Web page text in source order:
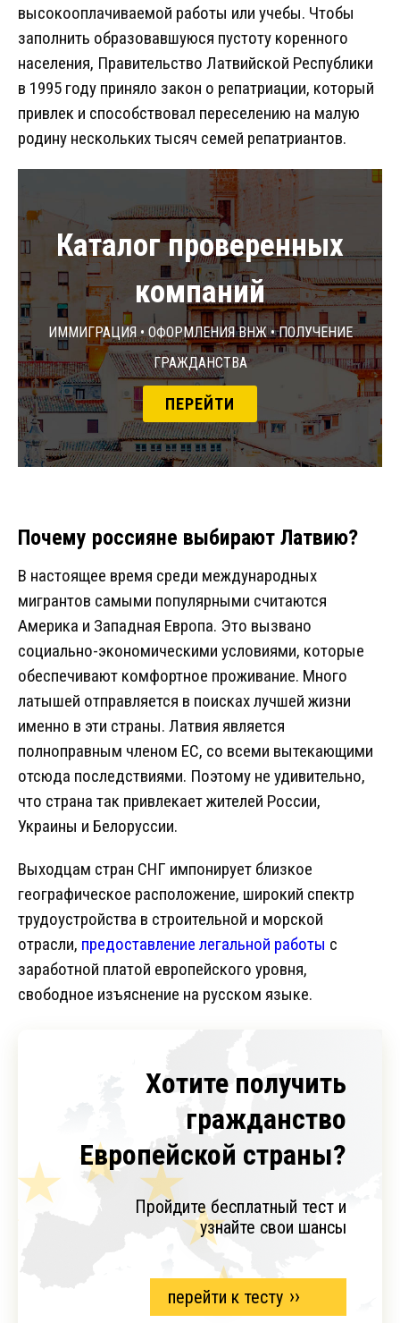
высокооплачиваемой работы или учебы. Чтобы
заполнить образовавшуюся пустоту коренного
населения, Правительство Латвийской Республики
в 1995 году приняло закон о репатриации, который
привлек и способствовал переселению на малую
родину нескольких тысяч семей репатриантов.
Каталог проверенных
компаний
Иммиграция • Оформления ВНЖ • Получение
гражданства
ПЕРЕЙТИ
Почему россияне выбирают Латвию?
В настоящее время среди международных
мигрантов самыми популярными считаются
Америка и Западная Европа. Это вызвано
социально-экономическими условиями, которые
обеспечивают комфортное проживание. Много
латышей отправляется в поисках лучшей жизни
именно в эти страны. Латвия является
полноправным членом ЕС, со всеми вытекающими
отсюда последствиями. Поэтому не удивительно,
что страна так привлекает жителей России,
Украины и Белоруссии.
Выходцам стран СНГ импонирует близкое
географическое расположение, широкий спектр
трудоустройства в строительной и морской
отрасли, предоставление легальной работы с
заработной платой европейского уровня,
свободное изъяснение на русском языке.
Хотите получить
гражданство
Европейской страны?
Пройдите бесплатный тест и
узнайте свои шансы
перейти к тесту